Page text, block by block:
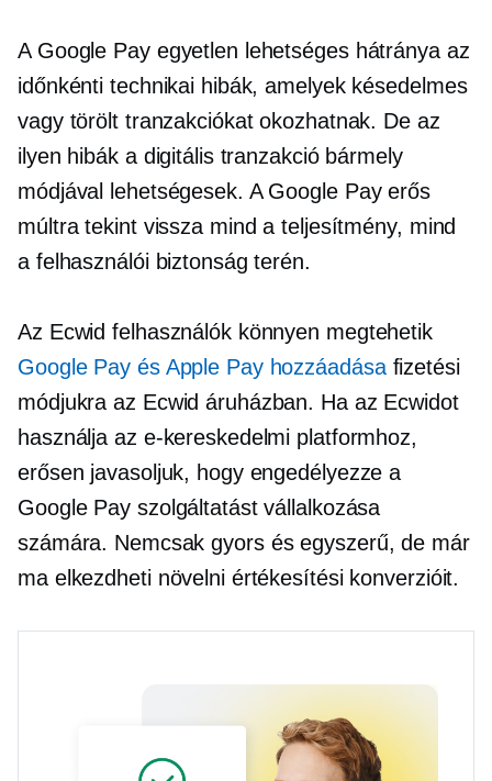
A Google Pay egyetlen lehetséges hátránya az
időnkénti technikai hibák, amelyek késedelmes
vagy törölt tranzakciókat okozhatnak. De az
ilyen hibák a digitális tranzakció bármely
módjával lehetségesek. A Google Pay erős
múltra tekint vissza mind a teljesítmény, mind
a felhasználói biztonság terén.
Az Ecwid felhasználók könnyen megtehetik
Google Pay és Apple Pay hozzáadásafizetési
módjukra az Ecwid áruházban. Ha az Ecwidot
használja az e-kereskedelmi platformhoz,
erősen javasoljuk, hogy engedélyezze a
Google Pay szolgáltatást vállalkozása
számára. Nemcsak gyors és egyszerű, de már
ma elkezdheti növelni értékesítési konverzióit.